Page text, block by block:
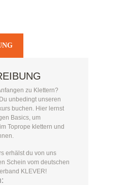
zu Klettern?
unbedingt unseren
buchen. Hier lernst
Basics, um
Toprope klettern und
erhälst du von uns
Schein vom deutschen
KLEVER!